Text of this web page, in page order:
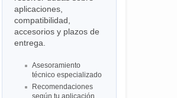
aplicaciones,
compatibilidad,
accesorios y plazos de
entrega.
Asesoramiento
técnico especializado
Recomendaciones
según tu aplicación